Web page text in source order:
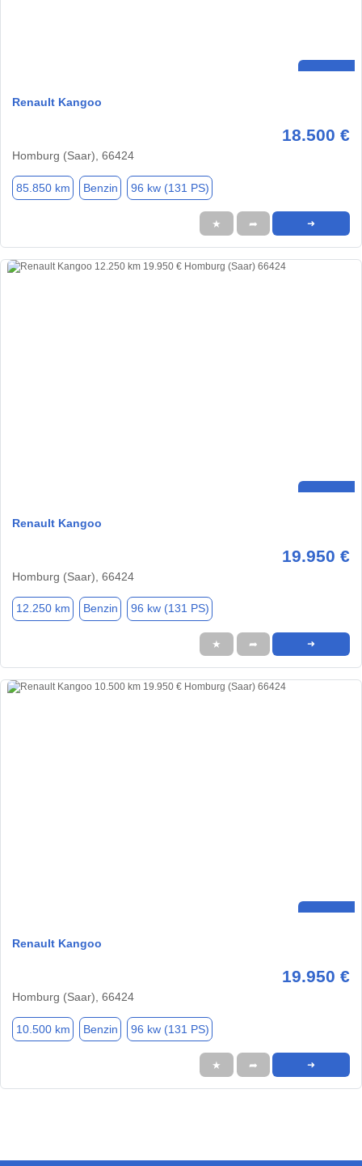
Renault Kangoo
18.500 €
Homburg (Saar), 66424
85.850 km Benzin 96 kw (131 PS)
★ ➦ ➜
Renault Kangoo
19.950 €
Homburg (Saar), 66424
12.250 km Benzin 96 kw (131 PS)
★ ➦ ➜
Renault Kangoo
19.950 €
Homburg (Saar), 66424
10.500 km Benzin 96 kw (131 PS)
★ ➦ ➜